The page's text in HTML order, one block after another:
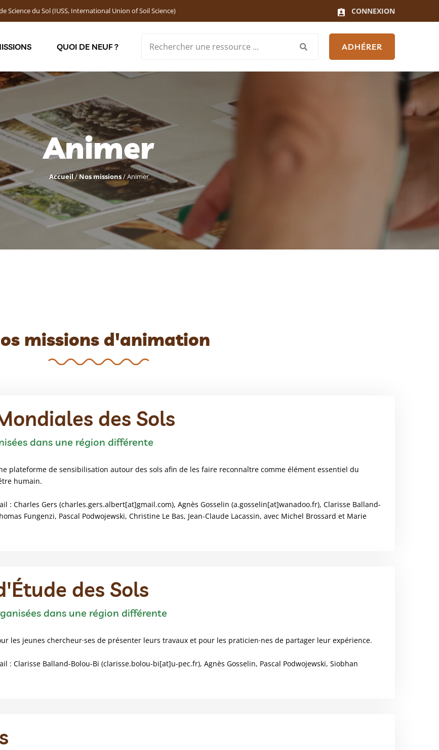
Science du Sol (IUSS, International Union of Soil Science) CONNEXION
QUOI DE NEUF ? ADHÉRER
Animer
Accueil/ Nos missions/Animer
missions d'animation
des Sols
dans une région différente
plateforme de sensibilisation autour des sols afin de les faire reconnaître comme élément essentiel du
humain.
: Charles Gers (charles.gers.albert[at]gmail.com), Agnès Gosselin (a.gosselin[at]wanadoo.fr), Clarisse Balland-
Fungenzi, Pascal Podwojewski, Christine Le Bas, Jean-Claude Lacassin, avec Michel Brossard et Marie
des Sols
dans une région différente
les jeunes chercheur·ses de présenter leurs travaux et pour les praticien·nes de partager leur expérience.
: Clarisse Balland-Bolou-Bi (clarisse.bolou-bi[at]u-pec.fr), Agnès Gosselin, Pascal Podwojewski, Siobhan